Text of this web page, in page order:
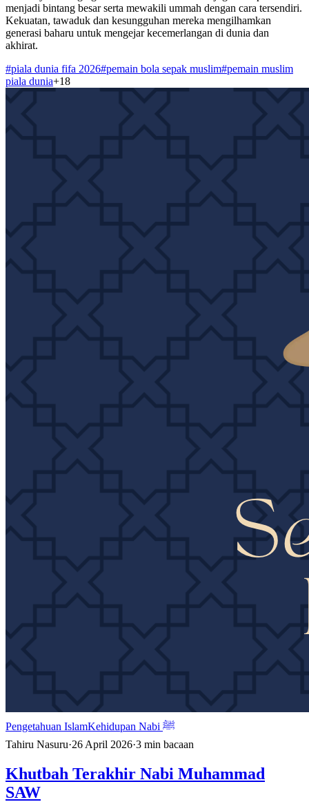
menjadi bintang besar serta mewakili ummah dengan cara tersendiri.
Kekuatan, tawaduk dan kesungguhan mereka mengilhamkan
generasi baharu untuk mengejar kecemerlangan di dunia dan
akhirat.
#piala dunia fifa 2026#pemain bola sepak muslim#pemain muslim
piala dunia+18
Pengetahuan Islam
Kehidupan Nabi ﷺ
Tahiru Nasuru·26 April 2026·3 min bacaan
Khutbah Terakhir Nabi Muhammad
SAW